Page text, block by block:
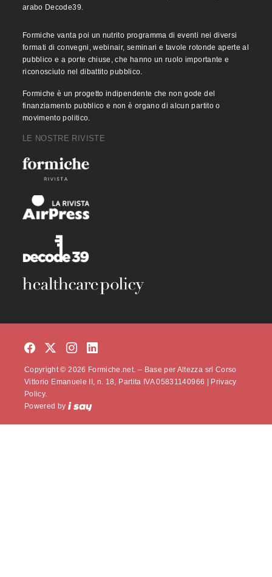
arabo Decode39.
Formiche vanta poi un nutrito programma di eventi nei diversi
formati di convegni, webinair, seminari e tavole rotonde aperte al
pubblico e a porte chiuse, che hanno un ruolo importante e
riconosciuto nel dibattito pubblico.
Formiche è un progetto indipendente che non gode del
finanziamento pubblico e non è organo di alcun partito o
movimento politico.
LE NOSTRE RIVISTE
Copyright © 2026 Formiche.net. – Base per Altezza srl Corso
Vittorio Emanuele II, n. 18, Partita IVA 05831140966 |
Privacy
Policy.
Powered by